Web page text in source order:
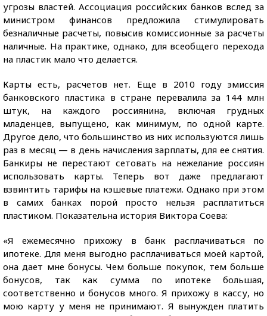
угрозы властей. Ассоциация российских банков вслед за
министром финансов предложила стимулировать
безналичные расчеты, повысив комиссионные за расчеты
наличные. На практике, однако, для всеобщего перехода
на пластик мало что делается.
Карты есть, расчетов нет. Еще в 2010 году эмиссия
банковского пластика в стране перевалила за 144 млн
штук, на каждого россиянина, включая грудных
младенцев, выпущено, как минимум, по одной карте.
Другое дело, что большинство из них используются лишь
раз в месяц — в день начисления зарплаты, для ее снятия.
Банкиры не перестают сетовать на нежелание россиян
использовать карты. Теперь вот даже предлагают
взвинтить тарифы на кэшевые платежи. Однако при этом
в самих банках порой просто нельзя расплатиться
пластиком. Показательна история Виктора Соева:
«Я ежемесячно прихожу в банк расплачиваться по
ипотеке. Для меня выгодно расплачиваться моей картой,
она дает мне бонусы. Чем больше покупок, тем больше
бонусов, так как сумма по ипотеке большая,
соответственно и бонусов много. Я прихожу в кассу, но
мою карту у меня не принимают. Я вынужден платить